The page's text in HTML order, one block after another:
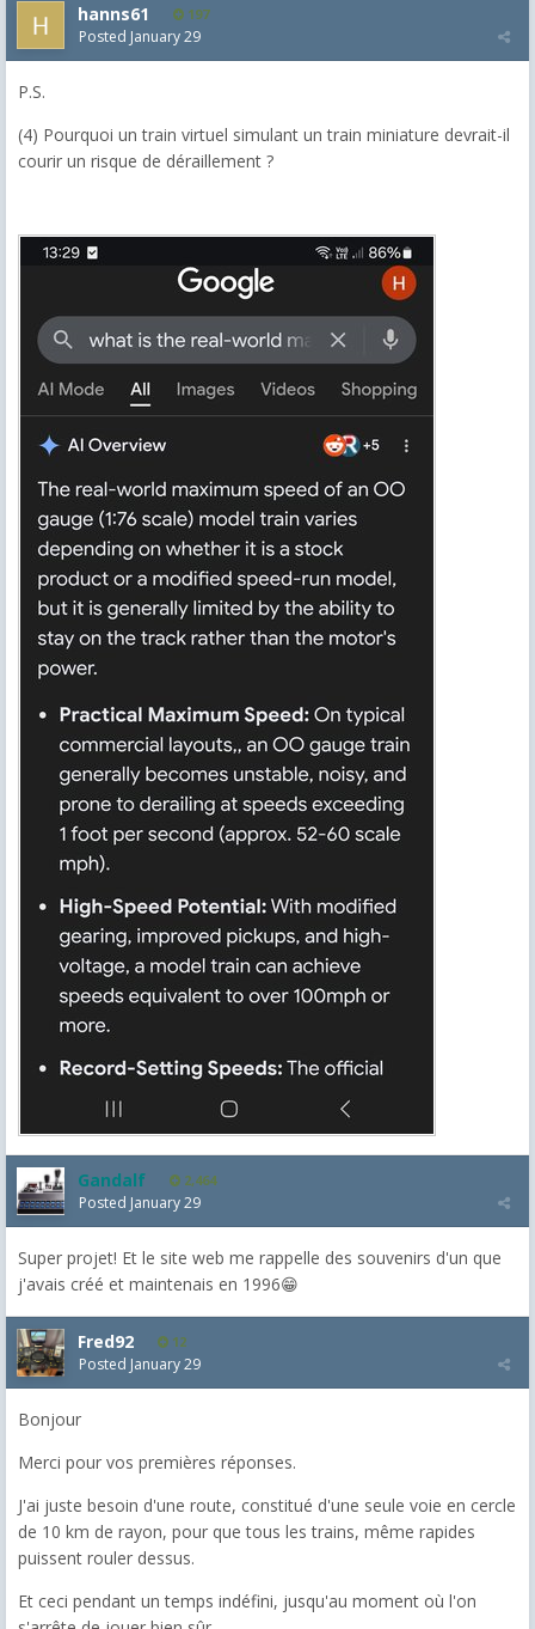
hanns61 197
Posted January 29
P.S.
(4) Pourquoi un train virtuel simulant un train miniature devrait-il
courir un risque de déraillement ?
Gandalf 2,464
Posted January 29
Super projet! Et le site web me rappelle des souvenirs d'un que
j'avais créé et maintenais en 1996😁
Fred92 12
Posted January 29
Bonjour
Merci pour vos premières réponses.
J'ai juste besoin d'une route, constitué d'une seule voie en cercle
de 10 km de rayon, pour que tous les trains, même rapides
puissent rouler dessus.
Et ceci pendant un temps indéfini, jusqu'au moment où l'on